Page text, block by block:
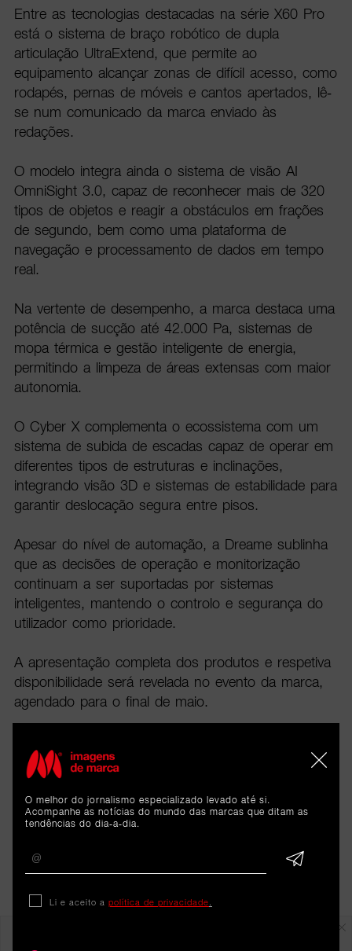
Entre as tecnologias destacadas na série X60 Pro
está o sistema de braço robótico de dupla
articulação UltraExtend, que permite ao
equipamento alcançar zonas de difícil acesso, como
rodapés, pernas de móveis e cantos apertados, lê-
se num comunicado da marca enviado às
redações.
O modelo integra ainda o sistema de visão AI
OmniSight 3.0, capaz de reconhecer mais de 320
tipos de objetos e reagir a obstáculos em frações
de segundo, bem como uma plataforma de
navegação e processamento de dados em tempo
real.
Na vertente de desempenho, a marca destaca uma
potência de sucção até 42.000 Pa, sistemas de
mopa térmica e gestão inteligente de energia,
permitindo a limpeza de áreas extensas com maior
autonomia.
O Cyber X complementa o ecossistema com um
sistema de subida de escadas capaz de operar em
diferentes tipos de estruturas e inclinações,
integrando visão 3D e sistemas de estabilidade para
garantir deslocação segura entre pisos.
Apesar do nível de automação, a Dreame sublinha
que as decisões de operação e monitorização
continuam a ser suportadas por sistemas
inteligentes, mantendo o controlo e segurança do
utilizador como prioridade.
A apresentação completa dos produtos e respetiva
disponibilidade será revelada no evento da marca,
agendado para o final de maio.
O melhor do jornalismo especializado levado até si.
Acompanhe as notícias do mundo das marcas que ditam as
tendências do dia-a-dia.
Li e aceito a política de privacidade